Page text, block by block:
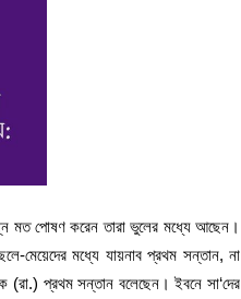
মত পোষণ করেন তারা ভুলের মধ্যে আছেন।
মেয়েদের মধ্যে যায়নাব প্রথম সন্তান, না
(রা.) প্রথম সন্তান বলেছেন। ইবনে সা‘দের